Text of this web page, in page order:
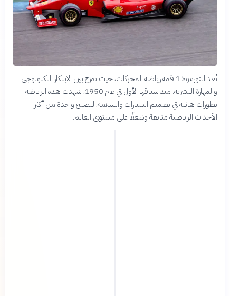
تُعد الفورمولا 1 قمة رياضة المحركات، حيث تمزج بين الابتكار التكنولوجي
والمهارة البشرية. منذ سباقها الأول في عام 1950، شهدت هذه الرياضة
تطورات هائلة في تصميم السيارات والسلامة، لتصبح واحدة من أكثر
الأحداث الرياضية متابعة وشغفًا على مستوى العالم.